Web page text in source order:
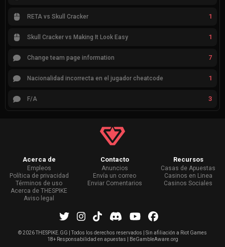
RETA vs Skull Cracker 1
Skull Cracker vs Making It Look Easy 1
Change team page information 7
Nacionalidad incorrecta en el jugador cheatcode 1
F/A 3
Acerca de
Empleos
Política de privacidad
Términos de uso
Acerca de THESPIKE
Aviso legal
Contacto
Anuncios
Envía un correo
Enviar Comentarios
Recursos
Casas de Apuestas
Casinos en Linea
Casinos Sociales
©2026 THESPIKE.GG | Todos los derechos reservados | Sin afiliación a Riot Games
18+ Responsabilidad en apuestas | BeGambleAware.org